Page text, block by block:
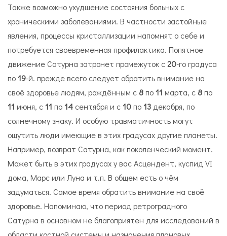
Также возможно ухудшение состояния больных с
хроническими заболеваниями. В частности застойные
явления, процессы кристаллизации напомнят о себе и
потребуется своевременная профилактика. Попятное
движение Сатурна затронет промежуток с20-го градуса
по19-й. прежде всего следует обратить внимание на
своё здоровье людям, рождённым с 8по11 марта, с 8по
11 июня, с11 по14 сентября и с10по13декабря, по
солнечному знаку. И особую травматичность могут
ощутить люди имеющие в этих градусах другие планеты.
Например, возврат Сатурна, как поколенческий момент.
Может быть в этих градусах у вас Асцендент, куспид VI
дома, Марс или Луна и т.п. В общем есть о чём
задуматься. Самое время обратить внимание на своё
здоровье. Напоминаю, что период ретроградного
Сатурна в основном не благоприятен для исследований в